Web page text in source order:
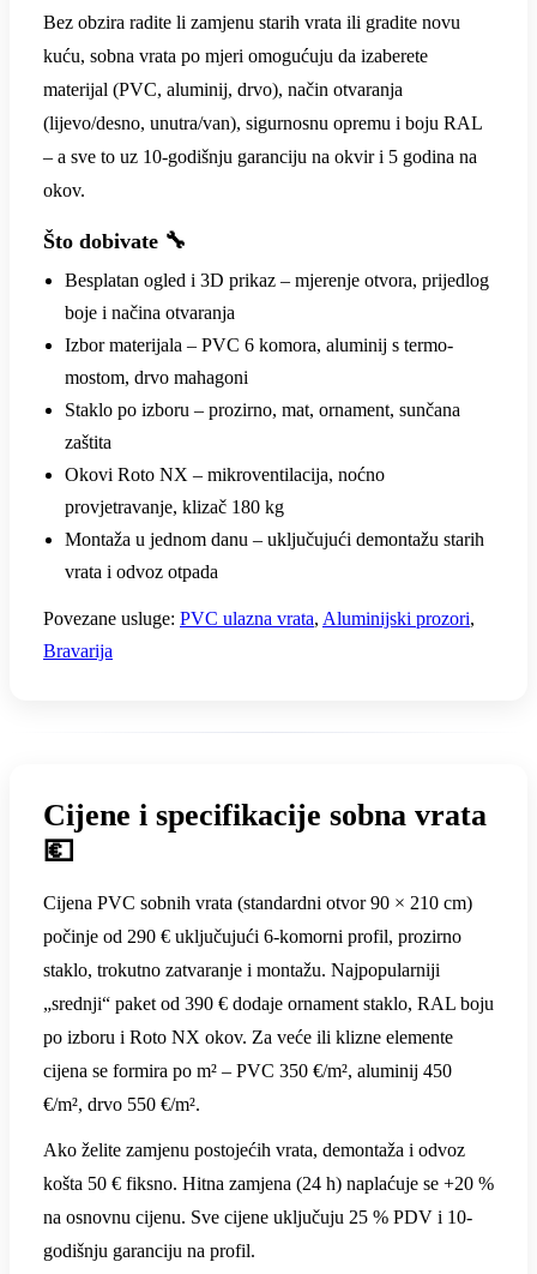
Bez obzira radite li zamjenu starih vrata ili gradite novu
kuću, sobna vrata po mjeri omogućuju da izaberete
materijal (PVC, aluminij, drvo), način otvaranja
(lijevo/desno, unutra/van), sigurnosnu opremu i boju RAL
– a sve to uz 10-godišnju garanciju na okvir i 5 godina na
okov.
Što dobivate 🔧
Besplatan ogled i 3D prikaz – mjerenje otvora, prijedlog
boje i načina otvaranja
Izbor materijala – PVC 6 komora, aluminij s termo-
mostom, drvo mahagoni
Staklo po izboru – prozirno, mat, ornament, sunčana
zaštita
Okovi Roto NX – mikroventilacija, noćno
provjetravanje, klizač 180 kg
Montaža u jednom danu – uključujući demontažu starih
vrata i odvoz otpada
Povezane usluge: PVC ulazna vrata, Aluminijski prozori,
Bravarija
Cijene i specifikacije sobna vrata
💶
Cijena PVC sobnih vrata (standardni otvor 90 × 210 cm)
počinje od 290 € uključujući 6-komorni profil, prozirno
staklo, trokutno zatvaranje i montažu. Najpopularniji
„srednji“ paket od 390 € dodaje ornament staklo, RAL boju
po izboru i Roto NX okov. Za veće ili klizne elemente
cijena se formira po m² – PVC 350 €/m², aluminij 450
€/m², drvo 550 €/m².
Ako želite zamjenu postojećih vrata, demontaža i odvoz
košta 50 € fiksno. Hitna zamjena (24 h) naplaćuje se +20 %
na osnovnu cijenu. Sve cijene uključuju 25 % PDV i 10-
godišnju garanciju na profil.